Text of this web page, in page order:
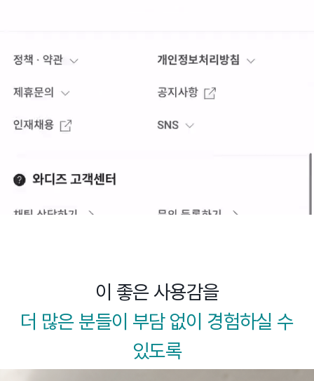
이 좋은 사용감을
더 많은 분들이 부담 없이 경험하실 수
있도록